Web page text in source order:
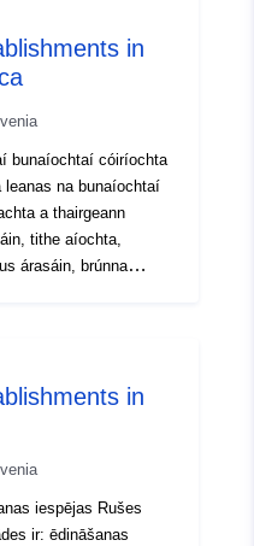
Polygon
7fcad56c-
11eb-8529-
data.europa.eu/88u/dataset/
in
bunaíochtaí cóiríochta
a thairgeann
tithe aíochta,
árasáin, brúnna
an bhfeirm) a
in
iespējas Rušes